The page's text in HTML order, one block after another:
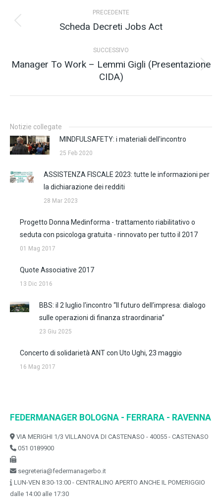
tra
post
PRECEDENTE
Post
Scheda Decreti Jobs Act
SUCCESSIVO
Prossimo
post:
Manager To Work – Lemmi Gigli (Presentazione
CIDA)
Notizie collegate
MINDFULSAFETY: i materiali dell'incontro
25 Feb 2020
ASSISTENZA FISCALE 2023: tutte le informazioni per
la dichiarazione dei redditi
28 Mar 2023
Progetto Donna Medinforma - trattamento riabilitativo o
seduta con psicologa gratuita - rinnovato per tutto il 2017
01 Mag 2017
Quote Associative 2017
13 Dic 2016
BBS: il 2 luglio l'incontro “Il futuro dell’impresa: dialogo
sulle operazioni di finanza straordinaria”
23 Giu 2025
Concerto di solidarietà ANT con Uto Ughi, 23 maggio
16 Mag 2017
FEDERMANAGER BOLOGNA - FERRARA - RAVENNA
VIA MERIGHI 1/3 VILLANOVA DI CASTENASO - 40055 - CASTENASO
051 0189900
segreteria@federmanagerbo.it
LUN-VEN 8:30-13:00 - CENTRALINO APERTO ANCHE IL POMERIGGIO
dalle 14:00 alle 17:30